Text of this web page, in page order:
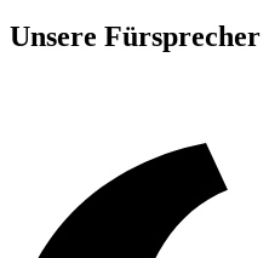
Unsere Fürsprecher